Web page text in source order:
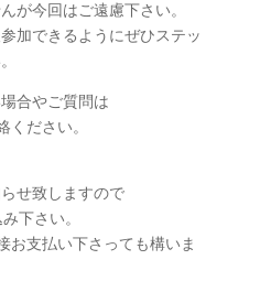
が今回はご遠慮下さい。
加できるようにぜひステッ
合やご質問は
ください。
せ致しますので
下さい。
お支払い下さっても構いま